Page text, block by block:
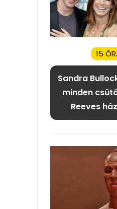
15
Sandra
minden
Reeves